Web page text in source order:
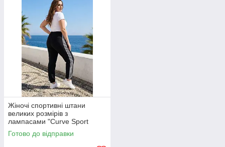
Жіночі спортивні штани
великих розмірів з
лампасами "Curve Sport
Style"
Готово до відправки